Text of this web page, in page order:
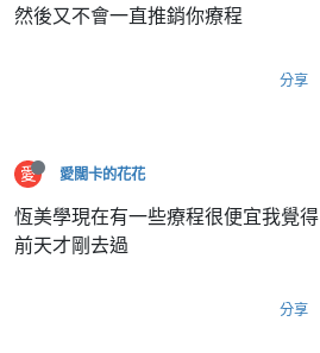
然後又不會一直推銷你療程
分享
愛 愛闊卡的花花
恆美學現在有一些療程很便宜我覺得
前天才剛去過
分享